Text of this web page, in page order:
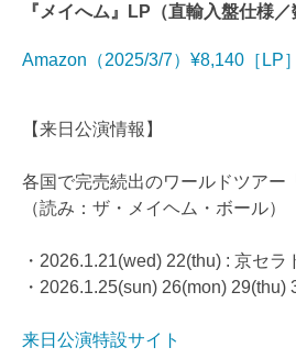
『メイへム』LP（直輸入盤仕様／
Amazon（2025/3/7）¥8,140［LP］
【来日公演情報】
各国で完売続出のワールドツアー
（読み：ザ・メイヘム・ボール）
・2026.1.21(wed) 22(thu) : 京セラ
・2026.1.25(sun) 26(mon) 29(thu)
来日公演特設サイト